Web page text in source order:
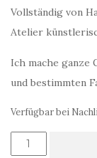
Vollständig von
Atelier
Ich mache
und bestimmten
Verfügbar bei
Eine